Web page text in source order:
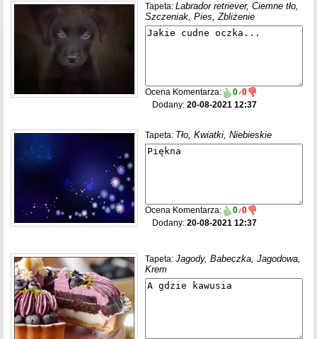
Tapeta: Labrador retriever, Ciemne tło,
Szczeniak, Pies, Zbliżenie
Ocena Komentarza: 0 / 0
Dodany: 20-08-2021 12:37
Tapeta: Tło, Kwiatki, Niebieskie
Ocena Komentarza: 0 / 0
Dodany: 20-08-2021 12:37
Tapeta: Jagody, Babeczka, Jagodowa,
Krem